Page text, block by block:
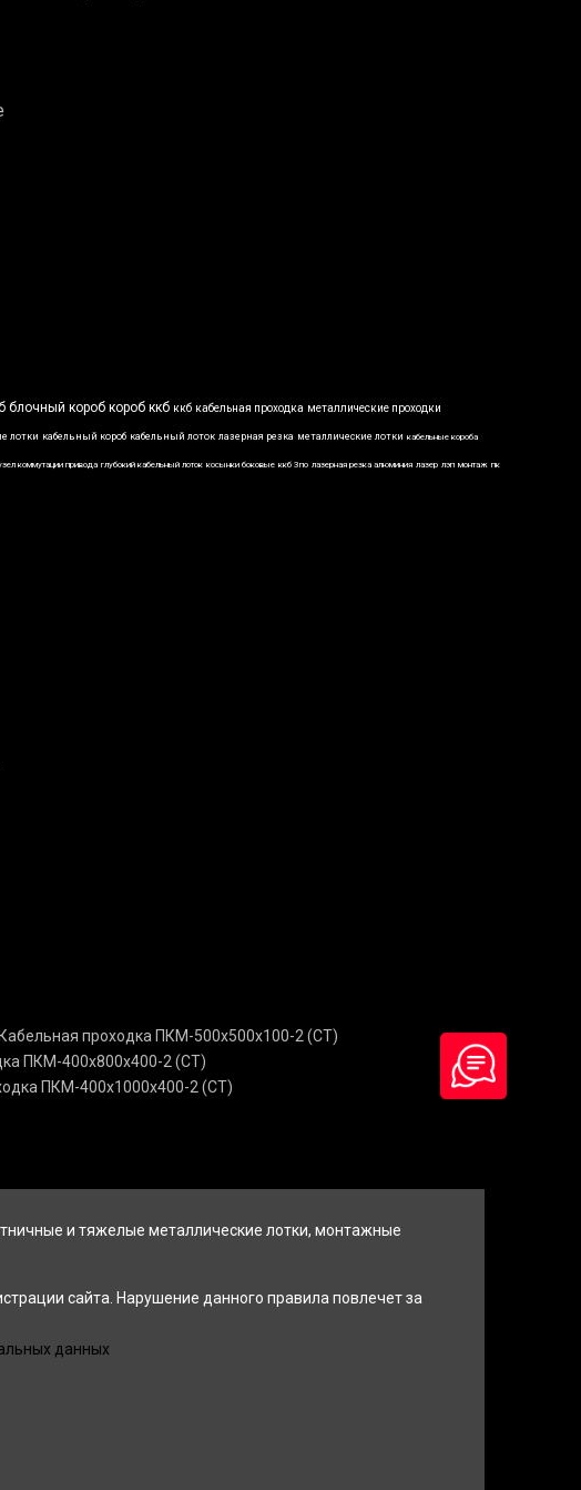
блочный короб короб ккб ккб кабельная проходка металлические проходки
лотки кабельный короб кабельный лоток лазерная резка металлические лотки кабельные короба
коммутации привода глубокий кабельный лоток косынки боковые ккб 3по лазерная резка алюминия лазер лэп монтаж пк
Кабельная проходка ПКМ-500х500х100-2 (СТ)
ПКМ-400х800х400-2 (СТ)
ПКМ-400х1000х400-2 (СТ)
и тяжелые металлические лотки, монтажные
сайта. Нарушение данного правила повлечет за
данных